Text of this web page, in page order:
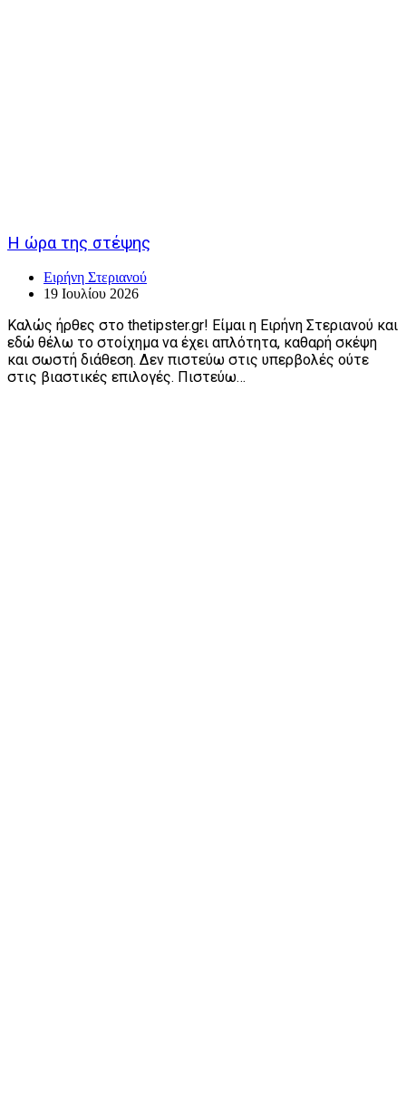
Η ώρα της στέψης
Ειρήνη Στεριανού
19 Ιουλίου 2026
Καλώς ήρθες στο thetipster.gr! Είμαι η Ειρήνη Στεριανού και
εδώ θέλω το στοίχημα να έχει απλότητα, καθαρή σκέψη
και σωστή διάθεση. Δεν πιστεύω στις υπερβολές ούτε
στις βιαστικές επιλογές. Πιστεύω…